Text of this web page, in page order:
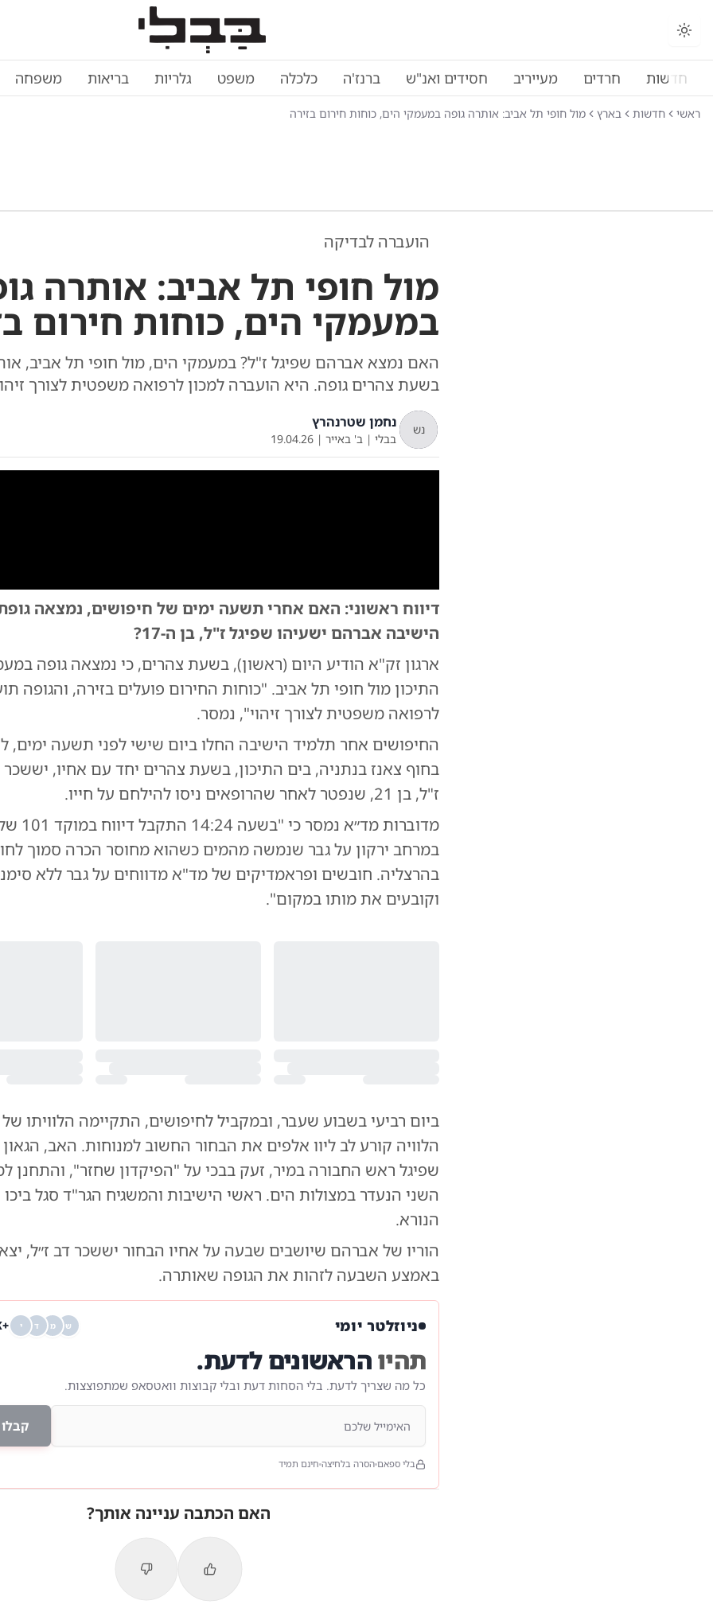
חדשות חרדים מעייריב חסידים ואנ"ש ברנז'ה כלכלה משפט גלריות בריאות משפחה
ראשי חדשות בארץ מול חופי תל אביב: אותרה גופה במעמקי הים, כוחות חירום בזירה
הועברה לבדיקה
מול חופי תל אביב: אותרה
במעמקי הים, כוחות חירום
האם נמצא אברהם שפיגל ז"ל? במעמקי הים, מול חופי תל אביב,
בשעת צהרים גופה. היא הועברה למכון לרפואה משפטית לצורך
נש נחמן שטרנהרץ
בבלי| ב' באייר |
19.04.26
מציאת הגופה |צילום:דיווח ראשוני: האם אחרי תשעה ימים של חיפושים, נמצאה
הישיבה אברהם ישעיהו שפיגל ז"ל, בן ה-17?
ארגון זק"א הודיע היום (ראשון), בשעת צהרים, כי נמצאה גופה
התיכון מול חופי תל אביב. "כוחות החירום פועלים בזירה, והגופה
לרפואה משפטית לצורך זיהוי", נמסר.
החיפושים אחר תלמיד הישיבה החלו ביום שישי לפני תשעה
בחוף צאנז בנתניה, בים התיכון, בשעת צהרים יחד עם אחיו, יששכר
ז"ל, בן 21, שנפטר לאחר שהרופאים ניסו להילחם על חייו.
מדוברות מד״א
במרחב ירקון על גבר שנמשה מהמים כשהוא מחוסר הכרה סמוך
בהרצליה. חובשים ופראמדיקים של מד"א מדווחים על גבר ללא
וקובעים את מותו במקום".
ביום רביעי בשבוע שעבר, ובמקביל לחיפושים, התקיימה הלוויתו
הלוויה קורע לב ליוו אלפים את הבחור החשוב למנוחות. האב,
שפיגל ראש החבורה במיר, זעק בבכי על "הפיקדון שחזר", והתחנן
השני הנעדר במצולות הים. ראשי הישיבות והמשגיח הגר"ד סגל
הנורא.
הוריו של אברהם שיושבים שבעה על אחיו הבחור יששכר דב ז״ל,
באמצע השבעה לזהות את הגופה שאותרה.
ניוזלטר יומי ש מ ד י +68K
תהיוהראשונים לדעת.
כל מה שצריך לדעת. בלי הסחות דעת ובלי קבוצות וואטסאפ שמתפוצצות.
בלי ספאם הסרה בלחיצה חינם תמיד
האם הכתבה עניינה אותך?